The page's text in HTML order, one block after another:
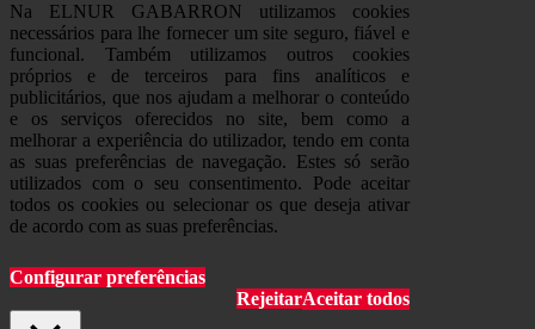
Na ELNUR GABARRON utilizamos cookies
necessários para lhe fornecer um site seguro, fiável e
funcional. Também utilizamos outros cookies
próprios e de terceiros para fins analíticos e
publicitários, que nos ajudam a melhorar o conteúdo
e os serviços oferecidos no site, bem como a
melhorar a experiência do utilizador, tendo em conta
as suas preferências de navegação. Estes só serão
utilizados com o seu consentimento. Pode aceitar
todos os cookies ou selecionar os que deseja ativar
de acordo com as suas preferências.
Configurar preferências
RejeitarAceitar todos